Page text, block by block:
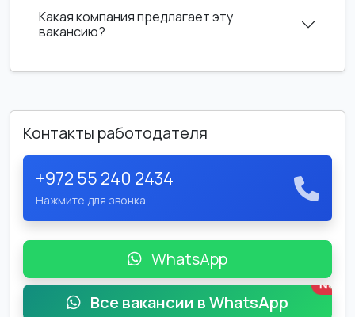
Какая компания предлагает эту
вакансию?
Контакты работодателя
+972 55 240 2434
Нажмите для звонка
WhatsApp
Все вакансии в WhatsApp
New